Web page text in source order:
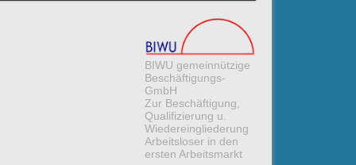
BIWU gemeinnützige
Beschäftigungs-
GmbH
Zur Beschäftigung,
Qualifizierung u.
Wiedereingliederung
Arbeitsloser in den
ersten Arbeitsmarkt